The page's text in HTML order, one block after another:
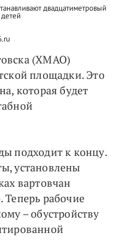
(ХМАО)
площадки. Это
которая будет
подходит к концу.
установлены
вартовчан
рабочие
– обустройству